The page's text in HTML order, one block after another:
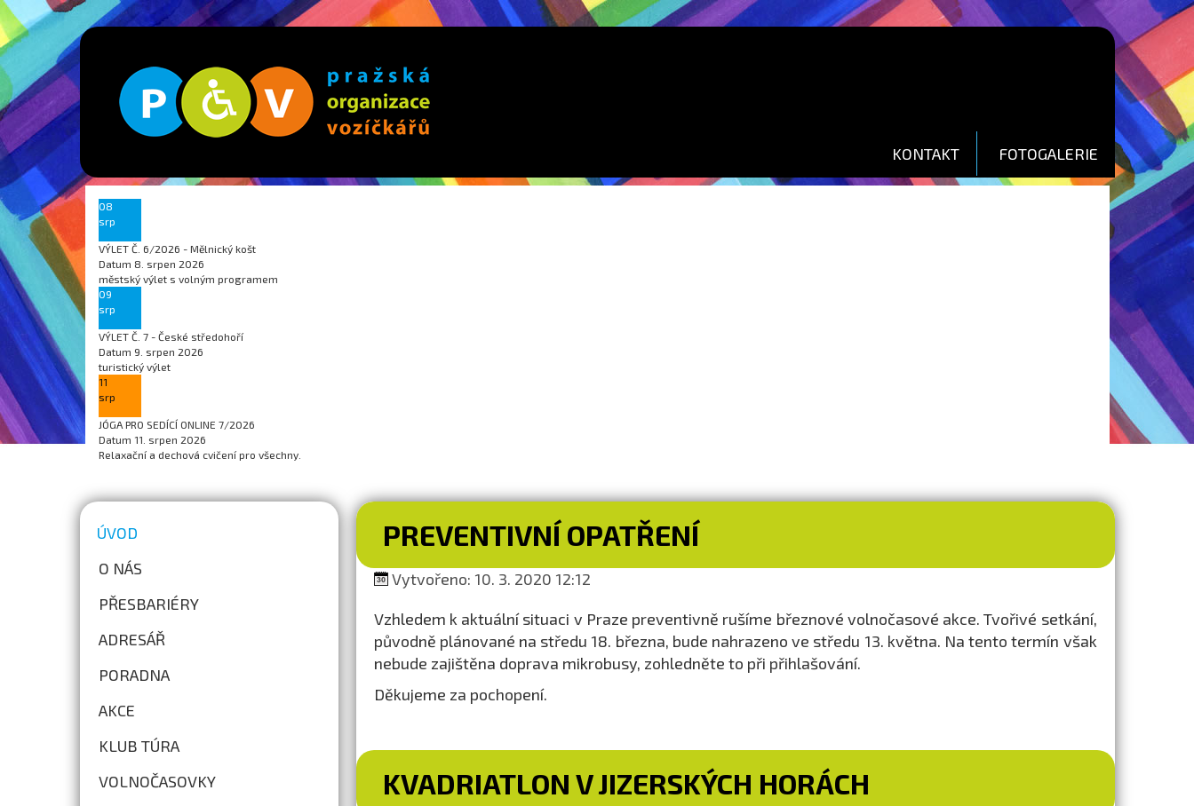
KONTAKT FOTOGALERIE
08
srp
VÝLET Č. 6/2026 - Mělnický košt
Datum 8. srpen 2026
městský výlet s volným programem
09
srp
VÝLET Č. 7 - České středohoří
Datum 9. srpen 2026
turistický výlet
11
srp
JÓGA PRO SEDÍCÍ ONLINE 7/2026
Datum 11. srpen 2026
Relaxační a dechová cvičení pro všechny.
ÚVOD
O NÁS
PŘESBARIÉRY
ADRESÁŘ
PORADNA
AKCE
KLUB TÚRA
VOLNOČASOVKY
PREVENTIVNÍ OPATŘENÍ
Vytvořeno: 10. 3. 2020 12:12
Vzhledem k aktuální situaci v Praze preventivně rušíme březnové volnočasové akce. Tvořivé setkání,
původně plánované na středu 18. března, bude nahrazeno ve středu 13. května. Na tento termín však
nebude zajištěna doprava mikrobusy, zohledněte to při přihlašování.
Děkujeme za pochopení.
KVADRIATLON V JIZERSKÝCH HORÁCH